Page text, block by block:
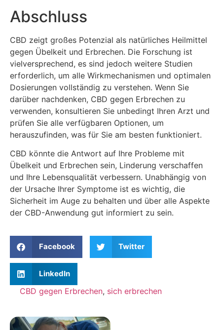
Abschluss
CBD zeigt großes Potenzial als natürliches Heilmittel
gegen Übelkeit und Erbrechen. Die Forschung ist
vielversprechend, es sind jedoch weitere Studien
erforderlich, um alle Wirkmechanismen und optimalen
Dosierungen vollständig zu verstehen. Wenn Sie
darüber nachdenken, CBD gegen Erbrechen zu
verwenden, konsultieren Sie unbedingt Ihren Arzt und
prüfen Sie alle verfügbaren Optionen, um
herauszufinden, was für Sie am besten funktioniert.
CBD könnte die Antwort auf Ihre Probleme mit
Übelkeit und Erbrechen sein, Linderung verschaffen
und Ihre Lebensqualität verbessern. Unabhängig von
der Ursache Ihrer Symptome ist es wichtig, die
Sicherheit im Auge zu behalten und über alle Aspekte
der CBD-Anwendung gut informiert zu sein.
Facebook Twitter
LinkedIn
CBD gegen Erbrechen, sich erbrechen